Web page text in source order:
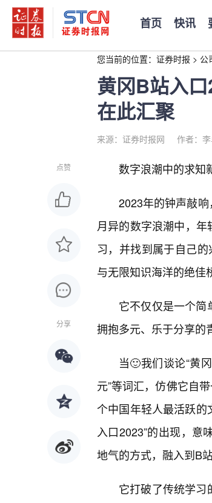
首页 快讯
您当前的位置： 证券时报 > 公
黄冈B站入
在此汇聚
来源：证券时报网 作者：
点赞
分享
数字浪潮中的求知
2023年的钟声敲
月异的数字浪潮中，
习，并找到属于自己
与无限知识海洋的绝佳
它不仅仅是一个简
拥抱多元、乐于分享的
当🙂我们谈论“黄
元”等词汇，仿佛它自
个中国年轻人最活跃的
入口2023”的出现，意
地气的方式，融入到B
它打破了传统学习